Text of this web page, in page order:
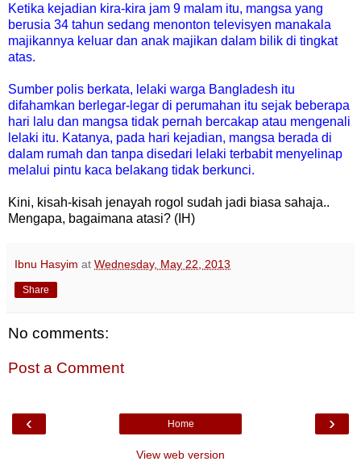
Ketika kejadian kira-kira jam 9 malam itu, mangsa yang
berusia 34 tahun sedang menonton televisyen manakala
majikannya keluar dan anak majikan dalam bilik di tingkat
atas.
Sumber polis berkata, lelaki warga Bangladesh itu
difahamkan berlegar-legar di perumahan itu sejak beberapa
hari lalu dan mangsa tidak pernah bercakap atau mengenali
lelaki itu. Katanya, pada hari kejadian, mangsa berada di
dalam rumah dan tanpa disedari lelaki terbabit menyelinap
melalui pintu kaca belakang tidak berkunci.
Kini, kisah-kisah jenayah rogol sudah jadi biasa sahaja..
Mengapa, bagaimana atasi? (IH)
Ibnu Hasyim at Wednesday, May 22, 2013
Share
No comments:
Post a Comment
‹ ›
Home
View web version